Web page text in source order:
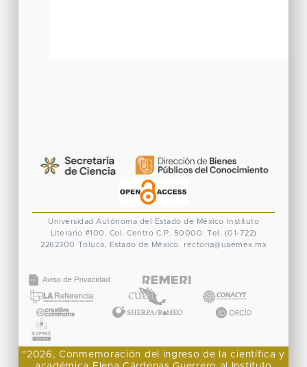
Universidad Autónoma del Estado de México
Instituto
Literario #100. Col. Centro C.P. 50000. Tel. (01-722)
2262300 Toluca, Estado de México. rectoria@uaemex.mx
"2026, Conmemoración del ingreso de la científica y